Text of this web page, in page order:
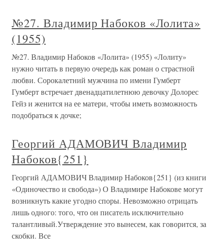
№27. Владимир Набоков «Лолита»
(1955)
№27. Владимир Набоков «Лолита» (1955) «Лолиту»
нужно читать в первую очередь как роман о страстной
любви. Сорокалетний мужчина по имени Гумберт
Гумберт встречает двенадцатилетнюю девочку Долорес
Гейз и женится на ее матери, чтобы иметь возможность
подобраться к дочке;
Георгий АДАМОВИЧ Владимир
Набоков{251}
Георгий АДАМОВИЧ Владимир Набоков{251} (из книги
«Одиночество и свобода») О Владимире Набокове могут
возникнуть какие угодно споры. Невозможно отрицать
лишь одного: того, что он писатель исключительно
талантливый.Утверждение это вынесем, как говорится, за
скобки. Все